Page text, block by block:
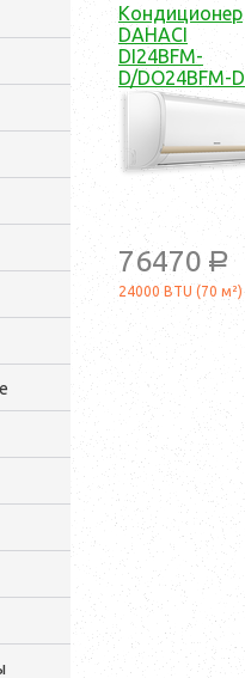
Кондиционер
DAHACI
DI24BFM-
D/DO24BFM-D
76470 a
24000 BTU (70 м²)